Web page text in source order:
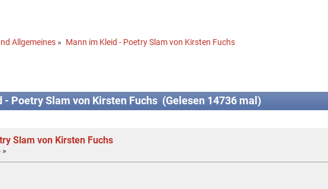
Allgemeines » Mann im Kleid - Poetry Slam von Kirsten Fuchs
- Poetry Slam von Kirsten Fuchs (Gelesen 14736 mal)
Slam von Kirsten Fuchs